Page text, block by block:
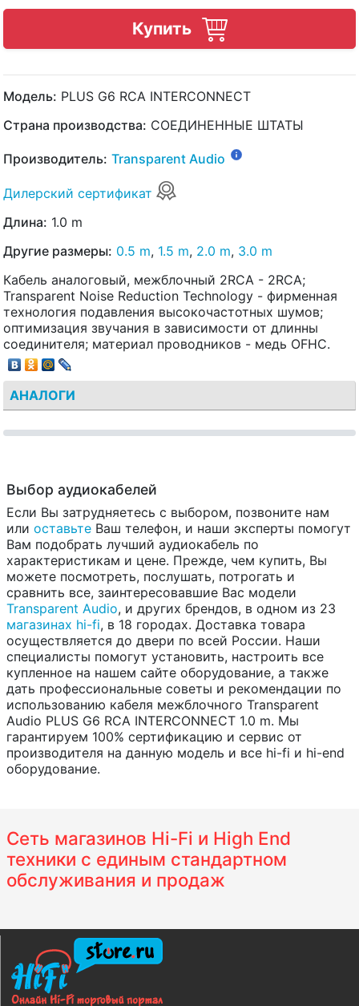
Купить
Модель: PLUS G6 RCA INTERCONNECT
Страна производства: СОЕДИНЕННЫЕ ШТАТЫ
Производитель: Transparent Audio
Дилерский сертификат
Длина: 1.0 m
Другие размеры: 0.5 m, 1.5 m, 2.0 m, 3.0 m
Кабель аналоговый, межблочный 2RCA - 2RCA;
Transparent Noise Reduction Technology - фирменная
технология подавления высокочастотных шумов;
оптимизация звучания в зависимости от длинны
соединителя; материал проводников - медь OFHC.
АНАЛОГИ
Выбор аудиокабелей
Если Вы затрудняетесь с выбором, позвоните нам
или оставьте Ваш телефон, и наши эксперты помогут
Вам подобрать лучший аудиокабель по
характеристикам и цене. Прежде, чем купить, Вы
можете посмотреть, послушать, потрогать и
сравнить все, заинтересовавшие Вас модели
Transparent Audio, и других брендов, в одном из 23
магазинах hi-fi, в 18 городах. Доставка товара
осуществляется до двери по всей России. Наши
специалисты помогут установить, настроить все
купленное на нашем сайте оборудование, а также
дать профессиональные советы и рекомендации по
использованию кабеля межблочного Transparent
Audio PLUS G6 RCA INTERCONNECT 1.0 m. Мы
гарантируем 100% сертификацию и сервис от
производителя на данную модель и все hi-fi и hi-end
оборудование.
Сеть магазинов Hi-Fi и High End
техники с единым стандартном
обслуживания и продаж